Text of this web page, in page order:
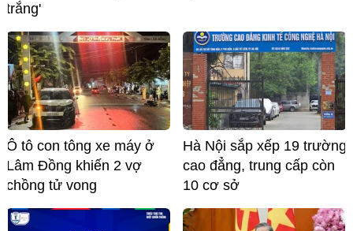
trắng'
Ô tô con tông xe máy ở
Lâm Đồng khiến 2 vợ
chồng tử vong
Hà Nội sắp xếp 19 trường
cao đẳng, trung cấp còn
10 cơ sở